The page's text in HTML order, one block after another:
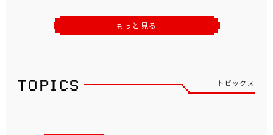
もっと見る
トピックス